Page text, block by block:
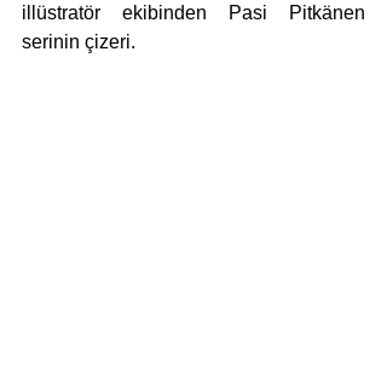
illüstratör ekibinden Pasi Pitkänen
serinin çizeri.